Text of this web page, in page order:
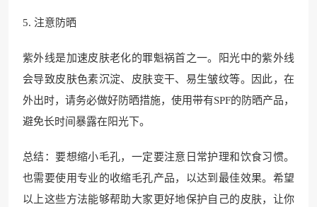
5. 注意防晒
紫外线是加速皮肤老化的罪魁祸首之一。阳光中的紫外线
会导致皮肤色素沉淀、皮肤变干、易生皱纹等。因此，在
外出时，请务必做好防晒措施，使用带有SPF的防晒产品，
避免长时间暴露在阳光下。
总结：要想缩小毛孔，一定要注意日常护理和饮食习惯。
也需要使用专业的收缩毛孔产品，以达到最佳效果。希望
以上这些方法能够帮助大家更好地保护自己的皮肤，让你